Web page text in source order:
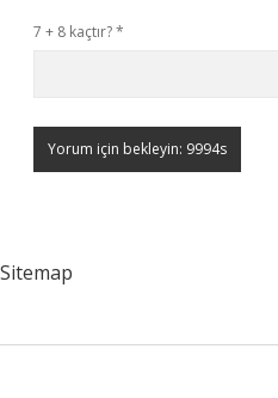
7 + 8 kaçtır?*
Sitemap